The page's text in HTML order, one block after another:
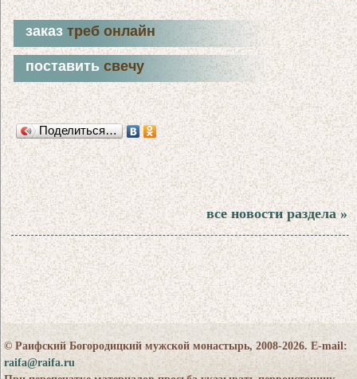
заказтреб онлайн
поставитьсвечу
Поделиться…
все новости раздела »
© Раифский Богородицкий мужской монастырь, 2008-2026. E-mail:
raifa@raifa.ru